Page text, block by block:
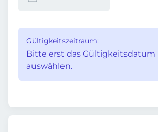
Gültigkeitszeitraum:
Bitte erst das Gültigkeitsdatum
auswählen.